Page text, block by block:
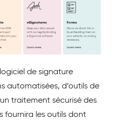
de signature
automatisées, d’outils de
traitement sécurisé des
fournira les outils dont